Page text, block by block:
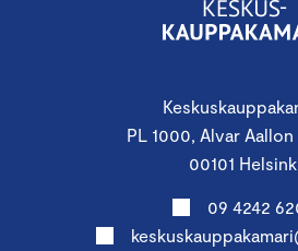
PL 1000, Alvar
00101
09 4242